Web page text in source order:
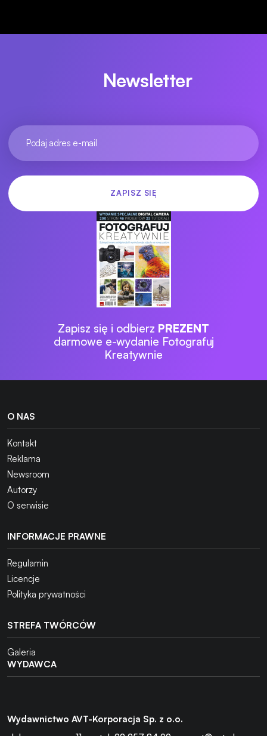
Newsletter
Zapisz się i odbierz PREZENT
darmowe e-wydanie Fotografuj
Kreatywnie
O NAS
Kontakt
Reklama
Newsroom
Autorzy
O serwisie
INFORMACJE PRAWNE
Regulamin
Licencje
Polityka prywatności
STREFA TWÓRCÓW
Galeria
WYDAWCA
Wydawnictwo AVT-Korporacja Sp. z o.o.